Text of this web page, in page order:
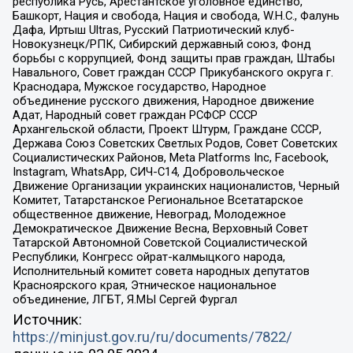
Башкорт, Нация и свобода, Нация и свобода, W.H.С., Фалунь
Дафа, Иртыш Ultras, Русский Патриотический клуб-
Новокузнецк/РПК, Сибирский державный союз, Фонд
борьбы с коррупцией, Фонд защиты прав граждан, Штабы
Навального, Совет граждан СССР Прикубанского округа г.
Краснодара, Мужское государство, Народное
объединение русского движения, Народное движение
Адат, Народный совет граждан РСФСР СССР
Архангельской области, Проект Штурм, Граждане СССР,
Держава Союз Советских Светлых Родов, Совет Советских
Социалистических Районов, Meta Platforms Inc, Facebook,
Instagram, WhatsApp, СИЧ-С14, Добровольческое
Движение Организации украинских националистов, Черный
Комитет, Татарстанское Региональное Всетатарское
общественное движение, Невоград, Молодежное
Демократическое Движение Весна, Верховный Совет
Татарской Автономной Советской Социалистической
Республики, Конгресс ойрат-калмыцкого народа,
Исполнительный комитет совета народных депутатов
Красноярского края, Этническое национальное
объединение, ЛГБТ, Я.МЫ Сергей Фургал
Источник:
https://minjust.gov.ru/ru/documents/7822/